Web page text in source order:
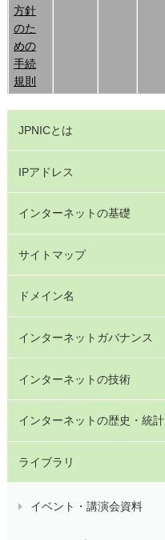
方針
のた
めの
手続
規則
JPNICとは
IPアドレス
インターネットの基礎
サイトマップ
ドメイン名
インターネットガバナンス
インターネットの技術
インターネットの歴史・統計
ライブラリ
イベント・講演会資料